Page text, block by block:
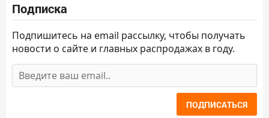
Подписка
Подпишитесь на email рассылку, чтобы получать
новости о сайте и главных распродажах в году.
ПОДПИСАТЬСЯ